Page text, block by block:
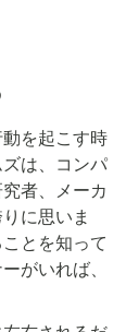
を起こす時
は、コンパ
者、メーカ
に思いま
とを知って
がいれば、